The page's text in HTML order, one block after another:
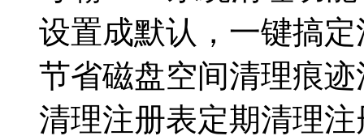
设置成默认，一键搞
节省磁盘空间清理痕
清理注册表定期清理